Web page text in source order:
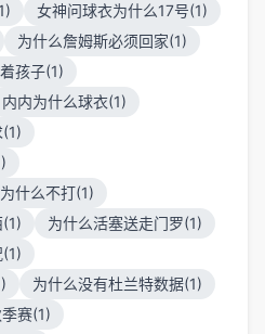
女神问球衣为什么17号(1)
为什么詹姆斯必须回家(1)
孩子(1)
内内为什么球衣(1)
什么不打(1)
为什么活塞送走门罗(1)
为什么没有杜兰特数据(1)
赛(1)